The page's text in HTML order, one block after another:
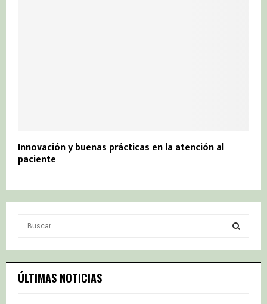
Innovación y buenas prácticas en la atención al
paciente
c
h
S
ÚLTIMAS NOTICIAS